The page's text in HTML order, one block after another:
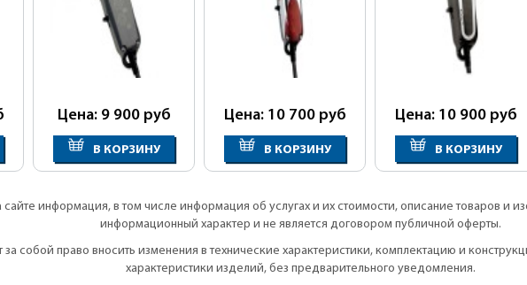
Цена: 9 900 руб
В КОРЗИНУ
Цена: 10 700 руб
В КОРЗИНУ
Цена: 10 900 руб
В КОРЗИНУ
информация, в том числе информация об услугах и их стоимости, описание товаров и
информационный характер и не является договором публичной оферты.
за собой право вносить изменения в технические характеристики, комплектацию и
характеристики изделий, без предварительного уведомления.